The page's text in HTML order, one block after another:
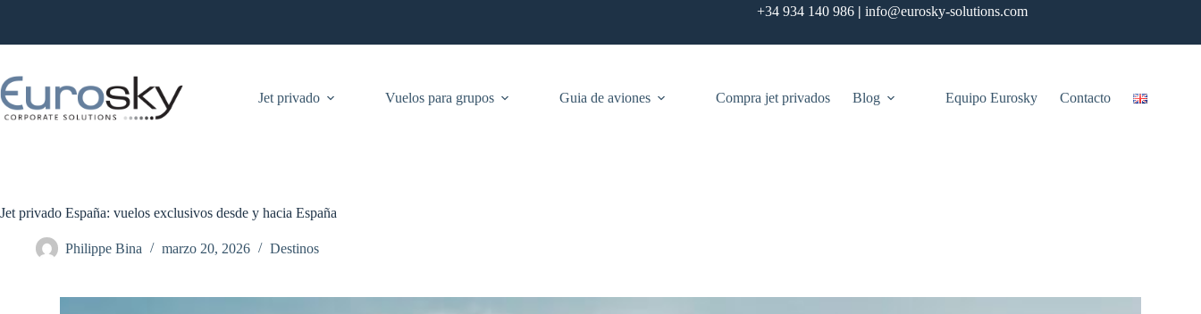
+34 934 140 986 | info@eurosky-solutions.com
Jet privado Vuelos para grupos Guia de aviones Compra jet privados Blog Equipo Eurosky Contacto
Jet privado España: vuelos exclusivos desde y hacia España
Philippe Bina marzo 20, 2026 Destinos